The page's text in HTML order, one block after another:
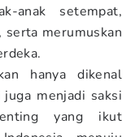
anak setempat,
merumuskan
hanya dikenal
menjadi saksi
yang ikut